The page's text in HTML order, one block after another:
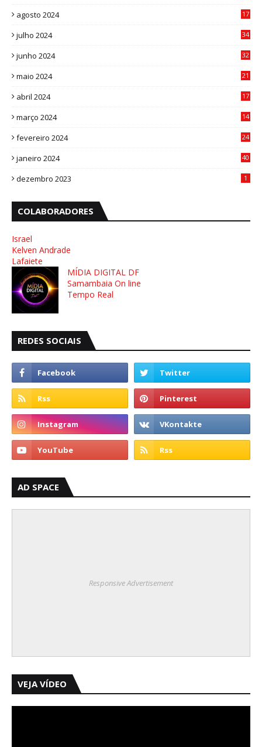
agosto 2024
17
julho 2024
34
junho 2024
32
maio 2024
21
abril 2024
17
março 2024
14
fevereiro 2024
24
janeiro 2024
40
dezembro 2023 1
COLABORADORES
Israel
Kelven Andrade
Lafaiete
MÍDIA DIGITAL DF
Samambaia On line
Tempo Real
REDES SOCIAIS
AD SPACE
Responsive Advertisement
VEJA VÍDEO